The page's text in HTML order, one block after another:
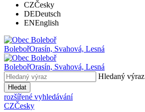
CZČesky
DEDeutsch
ENEnglish
BolebořOrasín, Svahová, Lesná
BolebořOrasín, Svahová, Lesná
Hledaný výraz
Hledat
rozšířené vyhledávání
CZČesky